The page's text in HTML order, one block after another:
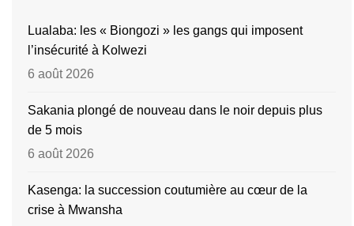
Lualaba: les « Biongozi » les gangs qui imposent
l’insécurité à Kolwezi
6 août 2026
Sakania plongé de nouveau dans le noir depuis plus
de 5 mois
6 août 2026
Kasenga: la succession coutumière au cœur de la
crise à Mwansha